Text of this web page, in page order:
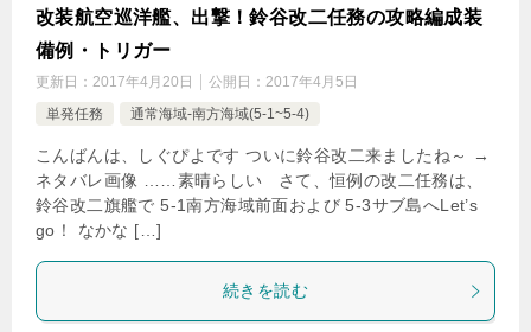
改装航空巡洋艦、出撃！鈴谷改二任務の攻略編成装
備例・トリガー
更新日： 2017年4月20日 公開日： 2017年4月5日
単発任務
通常海域-南方海域(5-1~5-4)
こんばんは、しぐぴよです ついに鈴谷改二来ましたね～ →
ネタバレ画像 ……素晴らしい さて、恒例の改二任務は、
鈴谷改二旗艦で 5-1南方海域前面および 5-3サブ島へLet’s
go！ なかな […]
続きを読む